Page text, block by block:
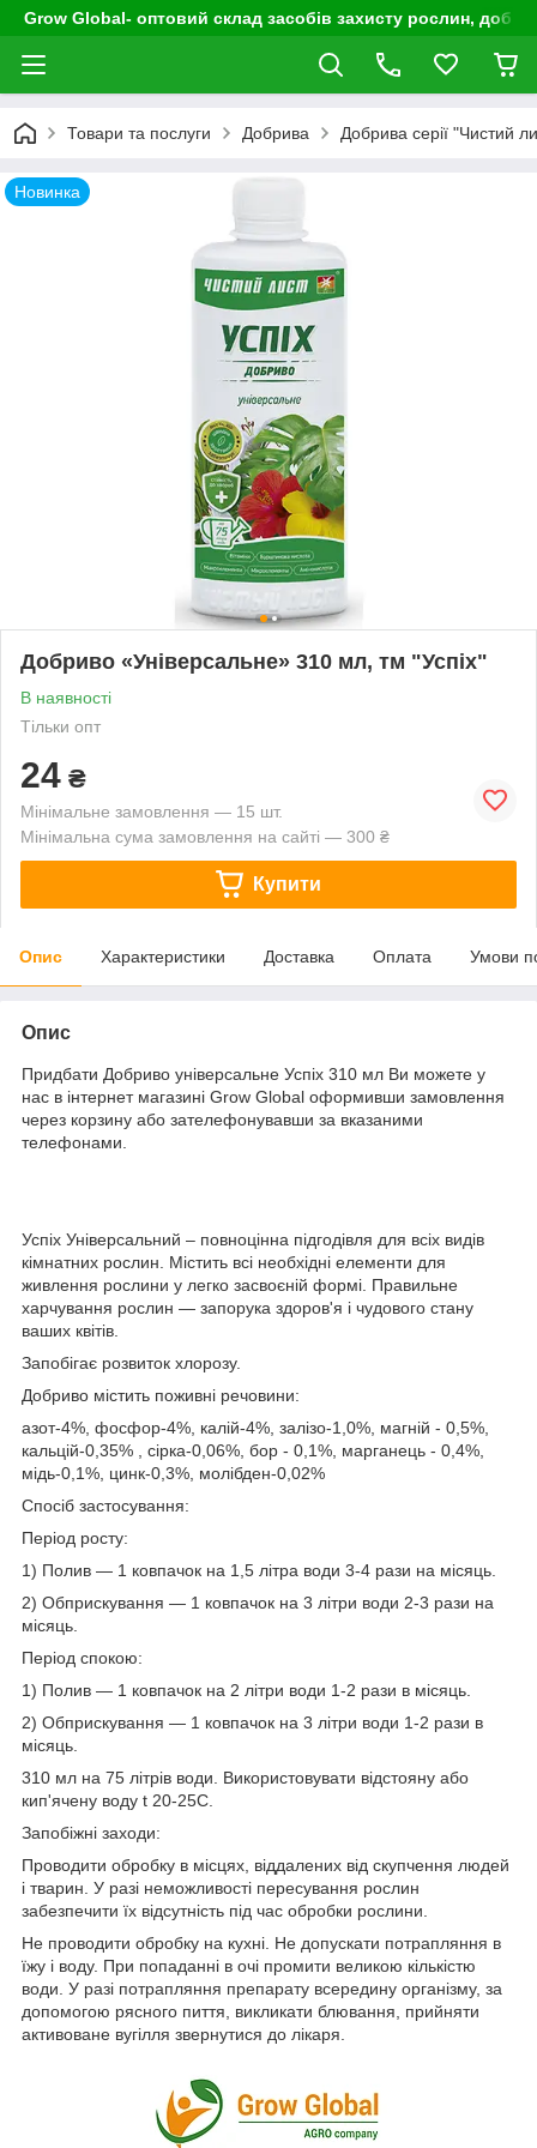
Grow Global- оптовий склад засобів захисту рослин,
Товари та послуги Добрива Добрива серії "Чистий
Новинка
Добриво «Універсальне» 310 мл, тм "Успіх"
В наявності
Тільки опт
24 ₴
Мінімальне замовлення — 15 шт.
Мінімальна сума замовлення на сайті — 300 ₴
Купити
Опис Характеристики Доставка Оплата Умови
Опис
Придбати Добриво універсальне Успіх 310 мл Ви можете у
нас в інтернет магазині Grow Global оформивши замовлення
через корзину або зателефонувавши за вказаними
телефонами.
Успіх Універсальний – повноцінна підгодівля для всіх видів
кімнатних рослин. Містить всі необхідні елементи для
живлення рослини у легко засвоєній формі. Правильне
харчування рослин ― запорука здоров'я і чудового стану
ваших квітів.
Запобігає розвиток хлорозу.
Добриво містить поживні речовини:
азот-4%, фосфор-4%, калій-4%, залізо-1,0%, магній - 0,5%,
кальцій-0,35% , сірка-0,06%, бор - 0,1%, марганець - 0,4%,
мідь-0,1%, цинк-0,3%, молібден-0,02%
Спосіб застосування:
Період росту:
1) Полив ― 1 ковпачок на 1,5 літра води 3-4 рази на місяць.
2) Обприскування ― 1 ковпачок на 3 літри води 2-3 рази на
місяць.
Період спокою:
1) Полив ― 1 ковпачок на 2 літри води 1-2 рази в місяць.
2) Обприскування ― 1 ковпачок на 3 літри води 1-2 рази в
місяць.
310 мл на 75 літрів води. Використовувати відстояну або
кип'ячену воду t 20-25C.
Запобіжні заходи:
Проводити обробку в місцях, віддалених від скупчення людей
і тварин. У разі неможливості пересування рослин
забезпечити їх відсутність під час обробки рослини.
Не проводити обробку на кухні. Не допускати потрапляння в
їжу і воду. При попаданні в очі промити великою кількістю
води. У разі потрапляння препарату всередину організму, за
допомогою рясного пиття, викликати блювання, прийняти
активоване вугілля звернутися до лікаря.